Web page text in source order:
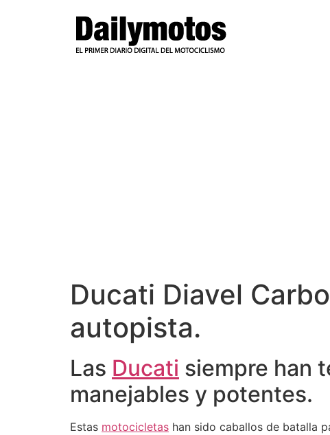
Ducati Diavel
autopista.
Las Ducati siempre han
manejables y potentes.
Estas motocicletas han sido caballos de batalla